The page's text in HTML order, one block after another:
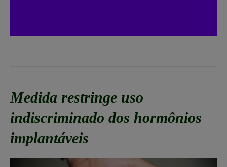
Medida restringe uso
indiscriminado dos hormônios
implantáveis